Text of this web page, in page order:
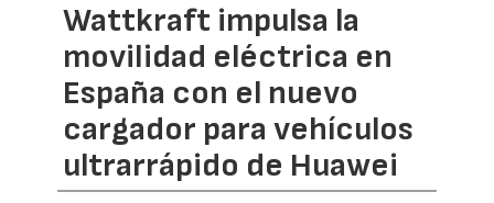
Wattkraft impulsa la
movilidad eléctrica en
España con el nuevo
cargador para vehículos
ultrarrápido de Huawei